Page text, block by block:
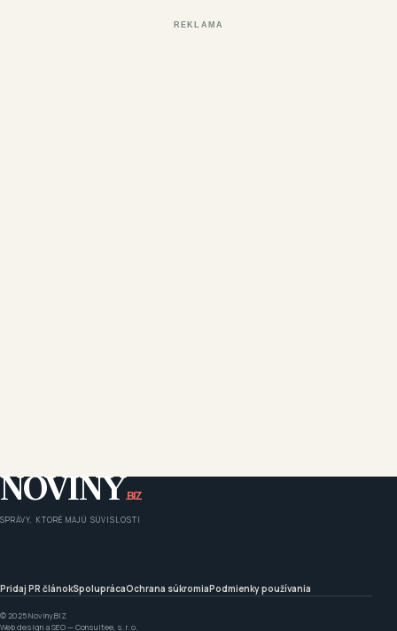
REKLAMA
NOVINY.BIZ
SPRÁVY, KTORÉ MAJÚ SÚVISLOSTI
Pridaj PR článokSpoluprácaOchrana súkromiaPodmienky používania
© 2025 Noviny.BIZ
Web design a SEO —Consultee, s. r. o.